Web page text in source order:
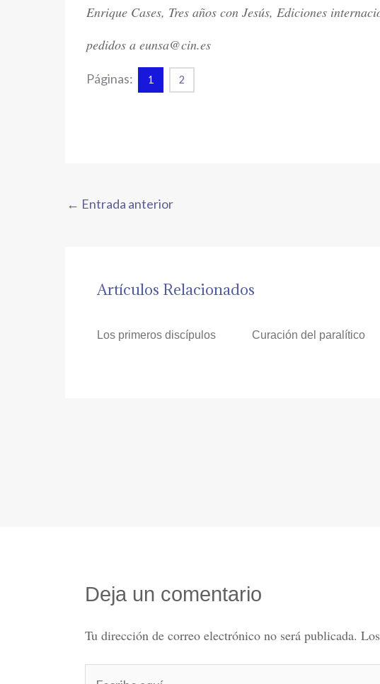
Enrique Cases, Tres años con Jesús, Ediciones
pedidos a eunsa@cin.es
Páginas: 1 2
← Entrada anterior
Artículos Relacionados
Los primeros discípulos Curación del paralítico
Deja un comentario
Tu dirección de correo electrónico no será publicada.